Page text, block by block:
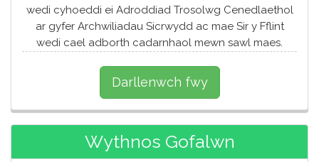
wedi cyhoeddi ei Adroddiad Trosolwg Cenedlaethol
ar gyfer Archwiliadau Sicrwydd ac mae Sir y Fflint
wedi cael adborth cadarnhaol mewn sawl maes.
Darllenwch fwy
Wythnos Gofalwn